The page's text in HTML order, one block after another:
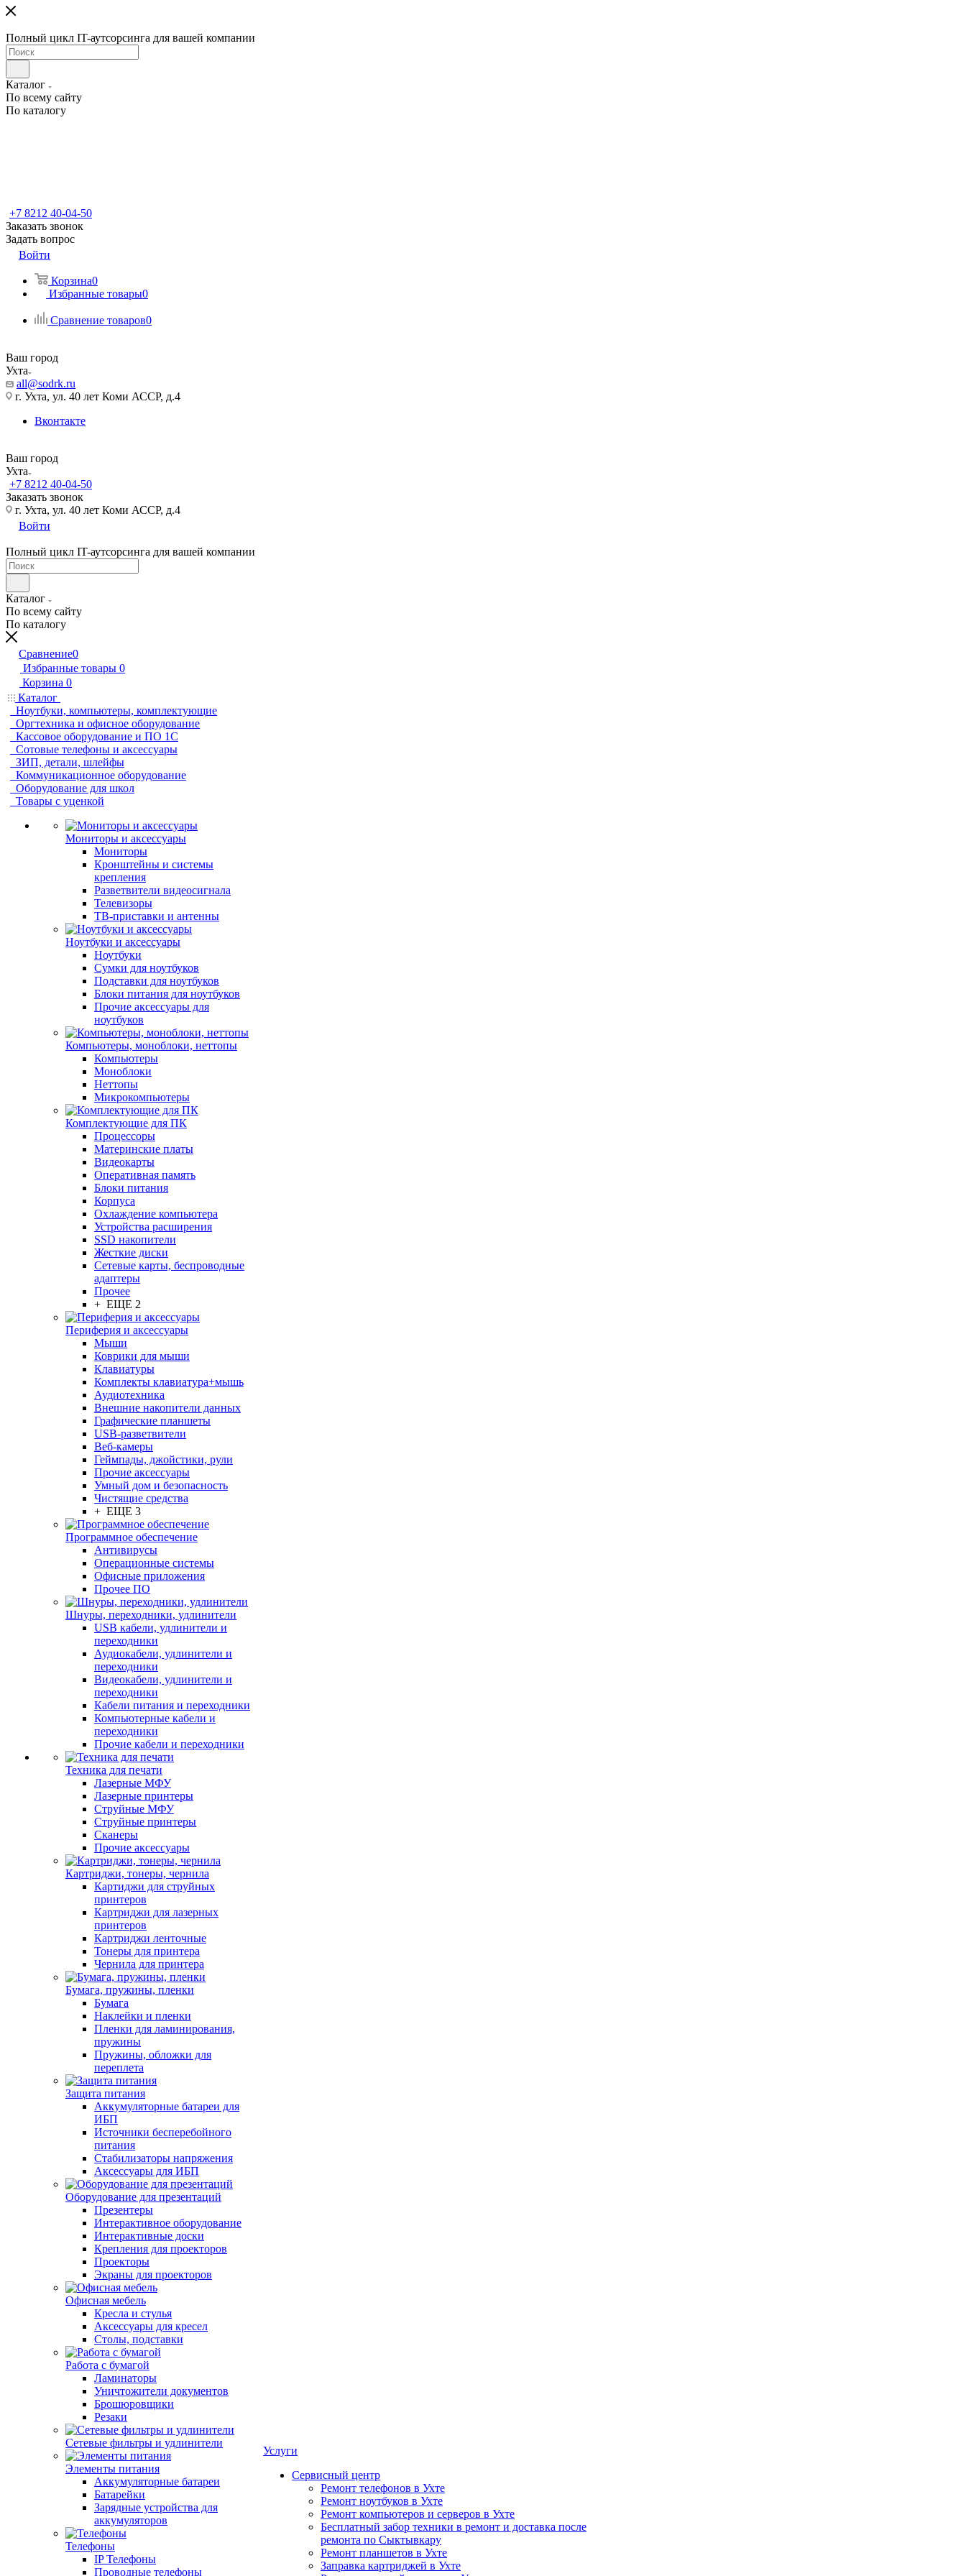
Полный цикл IT-аутсорсинга для вашей компании
Каталог
По всему сайту
По каталогу
+7 8212 40-04-50
Заказать звонок
Задать вопрос
Войти
Корзина0
Избранные товары0
Сравнение товаров0
Ваш город
Ухта
all@sodrk.ru
г. Ухта, ул. 40 лет Коми АССР, д.4
Вконтакте
Ваш город
Ухта
+7 8212 40-04-50
Заказать звонок
г. Ухта, ул. 40 лет Коми АССР, д.4
Войти
Полный цикл IT-аутсорсинга для вашей компании
Каталог
По всему сайту
По каталогу
Сравнение0
Избранные товары 0
Корзина 0
Каталог
Ноутбуки, компьютеры, комплектующие
Оргтехника и офисное оборудование
Кассовое оборудование и ПО 1С
Сотовые телефоны и аксессуары
ЗИП, детали, шлейфы
Коммуникационное оборудование
Оборудование для школ
Товары с уценкой
Мониторы и аксессуары
Мониторы
Кронштейны и системы
крепления
Разветвители видеосигнала
Телевизоры
ТВ-приставки и антенны
Ноутбуки и аксессуары
Ноутбуки
Сумки для ноутбуков
Подставки для ноутбуков
Блоки питания для ноутбуков
Прочие аксессуары для
ноутбуков
Компьютеры, моноблоки, неттопы
Компьютеры
Моноблоки
Неттопы
Микрокомпьютеры
Комплектующие для ПК
Процессоры
Материнские платы
Видеокарты
Оперативная память
Блоки питания
Корпуса
Охлаждение компьютера
Устройства расширения
SSD накопители
Жесткие диски
Сетевые карты, беспроводные
адаптеры
Прочее
+ ЕЩЕ 2
Периферия и аксессуары
Мыши
Коврики для мыши
Клавиатуры
Комплекты клавиатура+мышь
Аудиотехника
Внешние накопители данных
Графические планшеты
USB-разветвители
Веб-камеры
Геймпады, джойстики, рули
Прочие аксессуары
Умный дом и безопасность
Чистящие средства
+ ЕЩЕ 3
Программное обеспечение
Антивирусы
Операционные системы
Офисные приложения
Прочее ПО
Шнуры, переходники, удлинители
USB кабели, удлинители и
переходники
Аудиокабели, удлинители и
переходники
Видеокабели, удлинители и
переходники
Кабели питания и переходники
Компьютерные кабели и
переходники
Прочие кабели и переходники
Техника для печати
Лазерные МФУ
Лазерные принтеры
Струйные МФУ
Струйные принтеры
Сканеры
Прочие аксессуары
Картриджи, тонеры, чернила
Картиджи для струйных
принтеров
Картриджи для лазерных
принтеров
Картриджи ленточные
Тонеры для принтера
Чернила для принтера
Бумага, пружины, пленки
Бумага
Наклейки и пленки
Пленки для ламинирования,
пружины
Пружины, обложки для
переплета
Защита питания
Аккумуляторные батареи для
ИБП
Источники бесперебойного
питания
Стабилизаторы напряжения
Аксессуары для ИБП
Оборудование для презентаций
Презентеры
Интерактивное оборудование
Интерактивные доски
Крепления для проекторов
Проекторы
Экраны для проекторов
Офисная мебель
Кресла и стулья
Аксессуары для кресел
Столы, подставки
Работа с бумагой
Ламинаторы
Уничтожители документов
Брошюровщики
Резаки
Сетевые фильтры и удлинители
Элементы питания
Аккумуляторные батареи
Батарейки
Зарядные устройства для
аккумуляторов
Телефоны
IP Телефоны
Проводные телефоны
Услуги
Сервисный центр
Ремонт телефонов в Ухте
Ремонт ноутбуков в Ухте
Ремонт компьютеров и серверов в Ухте
Бесплатный забор техники в ремонт и доставка после
ремонта по Сыктывкару
Ремонт планшетов в Ухте
Заправка картриджей в Ухте